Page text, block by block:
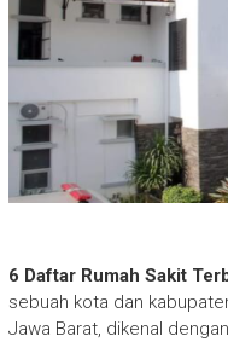
6 Daftar Rumah Sakit
sebuah kota dan
Jawa Barat, dikenal